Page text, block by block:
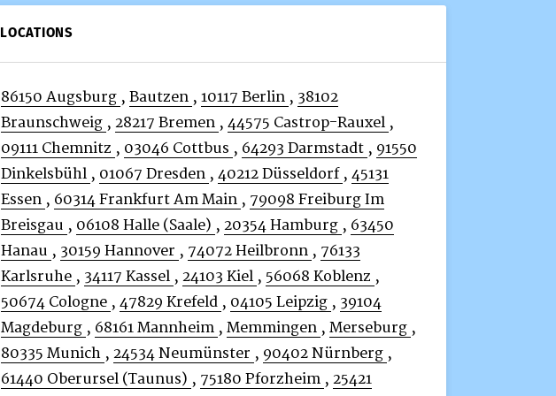
LOCATIONS
86150 Augsburg , Bautzen , 10117 Berlin , 38102
Braunschweig , 28217 Bremen , 44575 Castrop-Rauxel ,
09111 Chemnitz , 03046 Cottbus , 64293 Darmstadt , 91550
Dinkelsbühl , 01067 Dresden , 40212 Düsseldorf , 45131
Essen , 60314 Frankfurt Am Main , 79098 Freiburg Im
Breisgau , 06108 Halle (Saale) , 20354 Hamburg , 63450
Hanau , 30159 Hannover , 74072 Heilbronn , 76133
Karlsruhe , 34117 Kassel , 24103 Kiel , 56068 Koblenz ,
50674 Cologne , 47829 Krefeld , 04105 Leipzig , 39104
Magdeburg , 68161 Mannheim , Memmingen , Merseburg ,
80335 Munich , 24534 Neumünster , 90402 Nürnberg ,
61440 Oberursel (Taunus) , 75180 Pforzheim , 25421